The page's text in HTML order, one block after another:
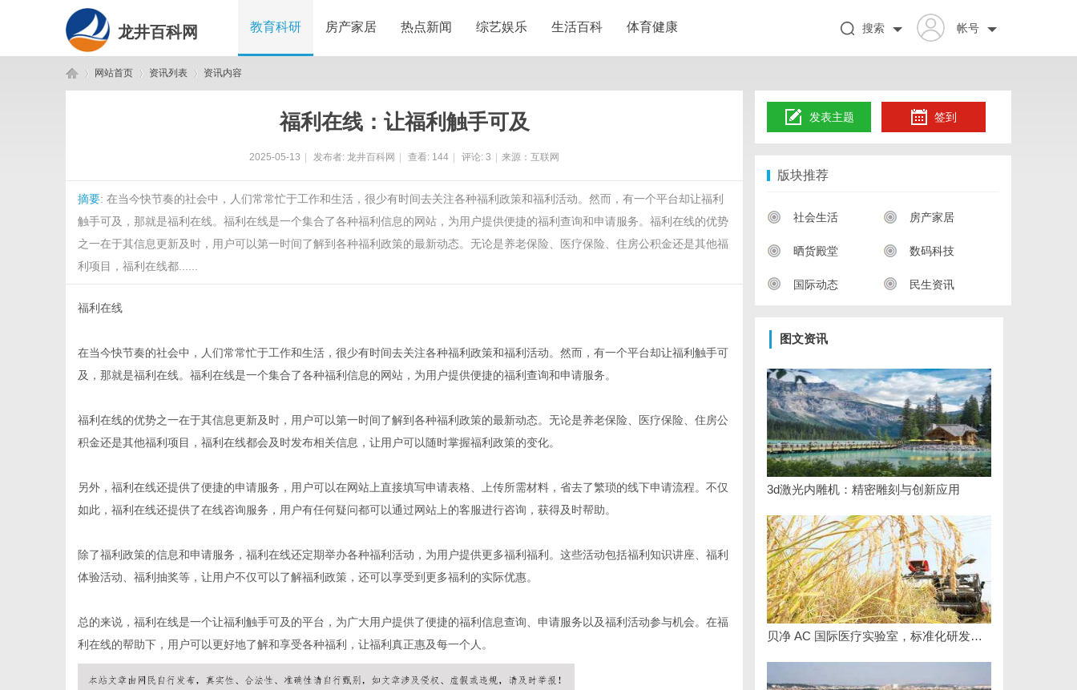
龙井百科网 教育科研 房产家居 热点新闻 综艺娱乐 生活百科 体育健康 帐号
搜索
网站首页 资讯列表 资讯内容
福利在线：让福利触手可及
2025-05-13 发布者: 龙井百科网 查看: 144 评论: 3 来源：互联网
摘要: 在当今快节奏的社会中，人们常常忙于工作和生活，很少有时间去关注各种福利政策和福利活动。然而，有一个平台却让福利
触手可及，那就是福利在线。福利在线是一个集合了各种福利信息的网站，为用户提供便捷的福利查询和申请服务。福利在线的优势
之一在于其信息更新及时，用户可以第一时间了解到各种福利政策的最新动态。无论是养老保险、医疗保险、住房公积金还是其他福
利项目，福利在线都......
福利在线
在当今快节奏的社会中，人们常常忙于工作和生活，很少有时间去关注各种福利政策和福利活动。然而，有一个平台却让福利触手可
及，那就是福利在线。福利在线是一个集合了各种福利信息的网站，为用户提供便捷的福利查询和申请服务。
福利在线的优势之一在于其信息更新及时，用户可以第一时间了解到各种福利政策的最新动态。无论是养老保险、医疗保险、住房公
积金还是其他福利项目，福利在线都会及时发布相关信息，让用户可以随时掌握福利政策的变化。
另外，福利在线还提供了便捷的申请服务，用户可以在网站上直接填写申请表格、上传所需材料，省去了繁琐的线下申请流程。不仅
如此，福利在线还提供了在线咨询服务，用户有任何疑问都可以通过网站上的客服进行咨询，获得及时帮助。
除了福利政策的信息和申请服务，福利在线还定期举办各种福利活动，为用户提供更多福利福利。这些活动包括福利知识讲座、福利
体验活动、福利抽奖等，让用户不仅可以了解福利政策，还可以享受到更多福利的实际优惠。
总的来说，福利在线是一个让福利触手可及的平台，为广大用户提供了便捷的福利信息查询、申请服务以及福利活动参与机会。在福
利在线的帮助下，用户可以更好地了解和享受各种福利，让福利真正惠及每一个人。
发表主题 签到
版块推荐
社会生活 房产家居
晒货殿堂 数码科技
国际动态 民生资讯
图文资讯
3d激光内雕机：精密雕刻与创新应用
贝净 AC 国际医疗实验室，标准化研发体系全解析